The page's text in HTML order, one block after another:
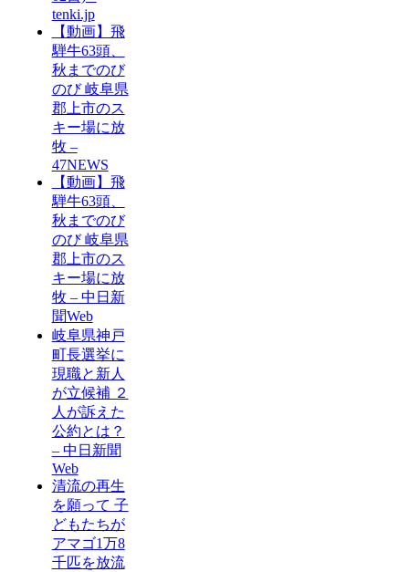
tenki.jp
【動画】飛
騨牛63頭、
秋までのび
のび 岐阜県
郡上市のス
キー場に放
牧 –
47NEWS
【動画】飛
騨牛63頭、
秋までのび
のび 岐阜県
郡上市のス
キー場に放
牧 – 中日新
聞Web
岐阜県神戸
町長選挙に
現職と新人
が立候補 ２
人が訴えた
公約とは？
– 中日新聞
Web
清流の再生
を願って 子
どもたちが
アマゴ1万8
千匹を放流